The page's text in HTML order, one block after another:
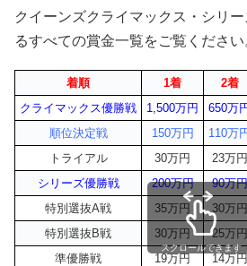
クイーンズクライマックス・シリ
るすべての賞金一覧をご覧ください
着順 1着 2着
クライマックス優勝戦
1,500万円 650万
順位決定戦
150万円 110万
トライアル
30万円 23万円
シリーズ優勝戦
200万円 90万円
特別選抜A戦
35万円 30万円
特別選抜B戦
30万円 25万円
準優勝戦
19万円 14万円
スクロールできます